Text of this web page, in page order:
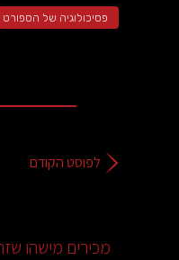
פסיכולוגיה של הספורט
לפוסט הקודם
מכירים מישהו